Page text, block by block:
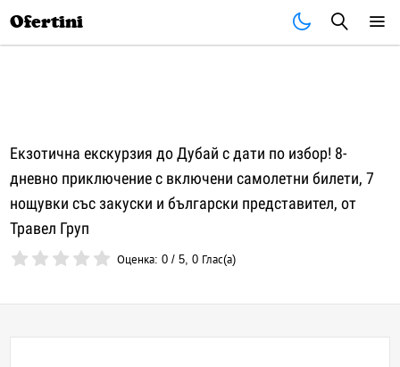
Ofertini
Екзотична екскурзия до Дубай с дати по избор! 8-
дневно приключение с включени самолетни билети, 7
нощувки със закуски и български представител, от
Травел Груп
Оценка:0 /5,0 Глас(а)